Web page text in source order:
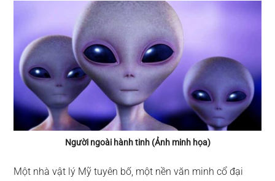
Người ngoài hành tinh (Ảnh minh họa)
Một nhà vật lý Mỹ tuyên bố, một nền văn minh cổ đại